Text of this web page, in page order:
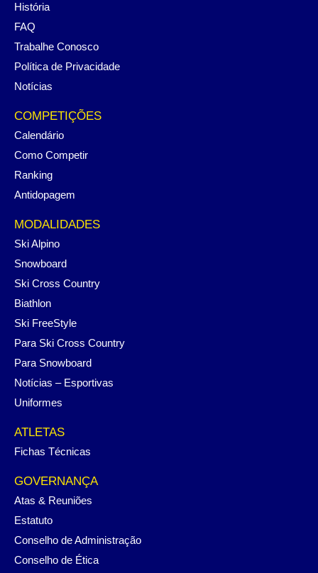
História
FAQ
Trabalhe Conosco
Política de Privacidade
Notícias
COMPETIÇÕES
Calendário
Como Competir
Ranking
Antidopagem
MODALIDADES
Ski Alpino
Snowboard
Ski Cross Country
Biathlon
Ski FreeStyle
Para Ski Cross Country
Para Snowboard
Notícias – Esportivas
Uniformes
ATLETAS
Fichas Técnicas
GOVERNANÇA
Atas & Reuniões
Estatuto
Conselho de Administração
Conselho de Ética